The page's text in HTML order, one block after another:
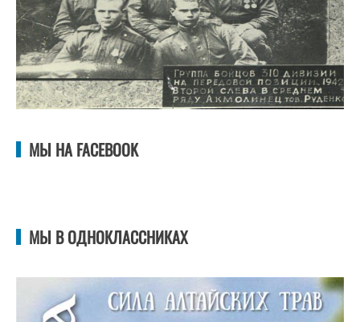
МЫ НА FACEBOOK
МЫ В ОДНОКЛАССНИКАХ